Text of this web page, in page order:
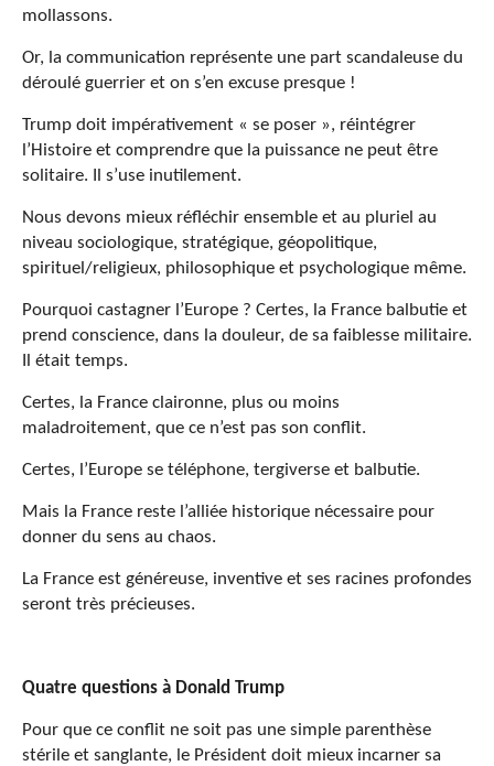
mollassons.
Or, la communication représente une part scandaleuse du
déroulé guerrier et on s’en excuse presque !
Trump doit impérativement « se poser », réintégrer
l’Histoire et comprendre que la puissance ne peut être
solitaire. Il s’use inutilement.
Nous devons mieux réfléchir ensemble et au pluriel au
niveau sociologique, stratégique, géopolitique,
spirituel/religieux, philosophique et psychologique même.
Pourquoi castagner l’Europe ? Certes, la France balbutie et
prend conscience, dans la douleur, de sa faiblesse militaire.
Il était temps.
Certes, la France claironne, plus ou moins
maladroitement, que ce n’est pas son conflit.
Certes, l’Europe se téléphone, tergiverse et balbutie.
Mais la France reste l’alliée historique nécessaire pour
donner du sens au chaos.
La France est généreuse, inventive et ses racines profondes
seront très précieuses.
Quatre questions à Donald Trump
Pour que ce conflit ne soit pas une simple parenthèse
stérile et sanglante, le Président doit mieux incarner sa